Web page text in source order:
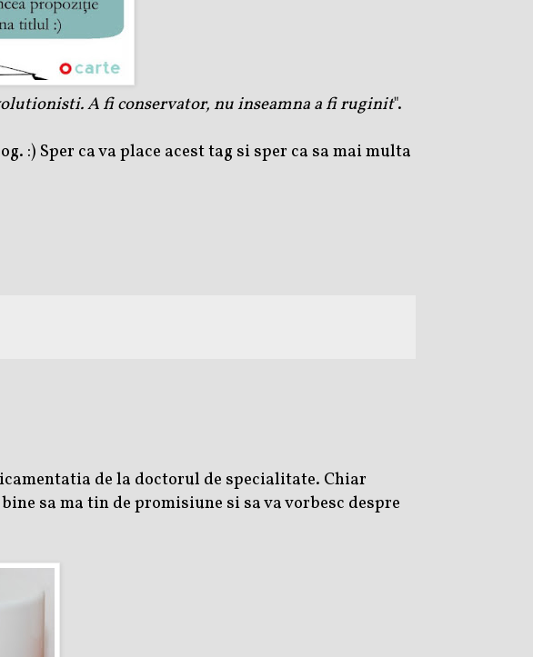
A fi conservator, nu inseamna a fi ruginit".
:) Sper ca va place acest tag si sper ca sa mai multa
de la doctorul de specialitate. Chiar
sa ma tin de promisiune si sa va vorbesc despre